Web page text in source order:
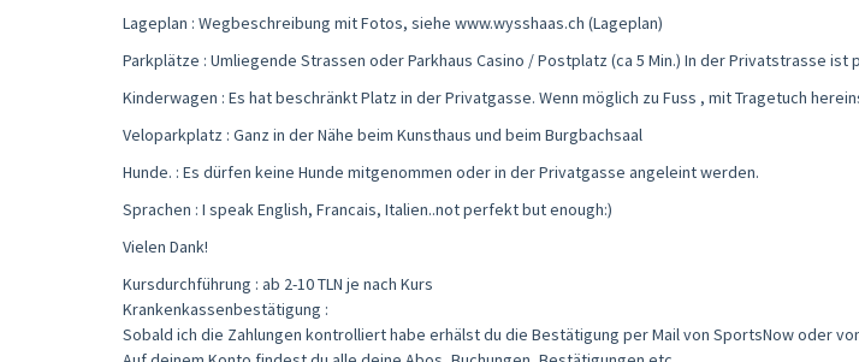
Lageplan : Wegbeschreibung mit Fotos, siehe www.wysshaas.ch (Lageplan)
Parkplätze : Umliegende Strassen oder Parkhaus Casino / Postplatz (ca 5 Min.) In der Privatstrasse ist
Kinderwagen : Es hat beschränkt Platz in der Privatgasse. Wenn möglich zu Fuss , mit Tragetuch
Veloparkplatz : Ganz in der Nähe beim Kunsthaus und beim Burgbachsaal
Hunde. : Es dürfen keine Hunde mitgenommen oder in der Privatgasse angeleint werden.
Sprachen : I speak English, Francais, Italien..not perfekt but enough:)
Vielen Dank!
Kursdurchführung : ab 2-10 TLN je nach Kurs
Krankenkassenbestätigung :
Sobald ich die Zahlungen kontrolliert habe erhälst du die Bestätigung per Mail von SportsNow oder